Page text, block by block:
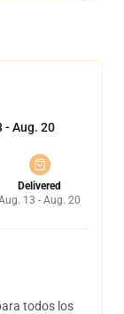
- Aug. 20
Delivered
13 - Aug. 20
todos los